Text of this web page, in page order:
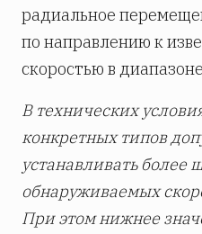
радиальное
по направлению к
скоростью в
В технических
конкретных типов
устанавливать более
обнаруживаемых
При этом нижнее